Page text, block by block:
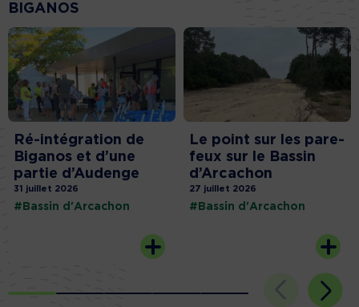
BIGANOS
Ré-intégration de
Biganos et d’une
partie d’Audenge
31 juillet 2026
#Bassin d'Arcachon
Le point sur les pare-
feux sur le Bassin
d’Arcachon
27 juillet 2026
#Bassin d'Arcachon